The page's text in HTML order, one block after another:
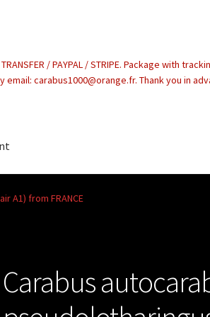
/ PAYPAL / STRIPE. Package with
email: carabus1000@orange.fr. Thank you in
A1) from FRANCE
Carabus